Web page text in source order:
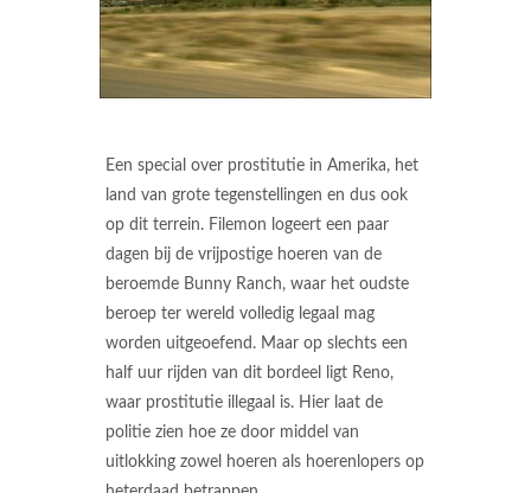
Een special over prostitutie in Amerika, het
land van grote tegenstellingen en dus ook
op dit terrein. Filemon logeert een paar
dagen bij de vrijpostige hoeren van de
beroemde Bunny Ranch, waar het oudste
beroep ter wereld volledig legaal mag
worden uitgeoefend. Maar op slechts een
half uur rijden van dit bordeel ligt Reno,
waar prostitutie illegaal is. Hier laat de
politie zien hoe ze door middel van
uitlokking zowel hoeren als hoerenlopers op